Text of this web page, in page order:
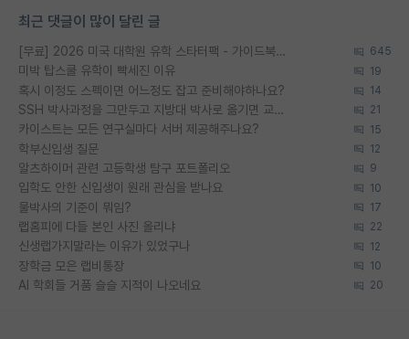
최근 댓글이 많이 달린 글
[무료] 2026 미국 대학원 유학 스타터팩 - 가이드북 & 합격자 컨택메일 템플릿 645
미박 탑스쿨 유학이 빡세진 이유 19
혹시 이정도 스펙이면 어느정도 잡고 준비해야하나요? 14
SSH 박사과정을 그만두고 지방대 박사로 옮기면 교수의 꿈은 끝일까요? 21
카이스트는 모든 연구실마다 서버 제공해주나요? 15
학부신입생 질문 12
알츠하이머 관련 고등학생 탐구 포트폴리오 9
입학도 안한 신입생이 원래 관심을 받나요 10
물박사의 기준이 뭐임? 17
랩홈피에 다들 본인 사진 올리냐 22
신생랩가지말라는 이유가 있었구나 12
장학금 모은 랩비통장 10
AI 학회들 거품 슬슬 지적이 나오네요 20